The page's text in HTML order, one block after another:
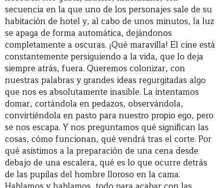
secuencia en la que uno de los personajes sale de su
habitación de hotel y, al cabo de unos minutos, la luz
se apaga de forma automática, dejándonos
completamente a oscuras. ¡Qué maravilla! El cine está
constantemente persiguiendo a la vida, que lo deja
siempre atrás, fuera. Queremos colonizar, con
nuestras palabras y grandes ideas regurgitadas algo
que nos es absolutamente inasible. La intentamos
domar, cortándola en pedazos, observándola,
convirtiéndola en pasto para nuestro propio ego, pero
se nos escapa. Y nos preguntamos qué significan las
cosas, cómo funcionan, qué vendrá tras el corte. Por
qué asistimos a la preparación de una cena desde
debajo de una escalera, qué es lo que ocurre detrás
de las pupilas del hombre lloroso en la cama.